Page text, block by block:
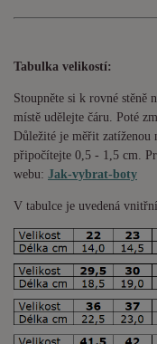
Tabulka velikostí:
Stoupněte si k rovné stěně
místě udělejte čáru. Poté
Důležité je měřit zatíženou
připočítejte 0,5 - 1,5 cm.
webu: Jak-vybrat-boty
V tabulce je uvedená